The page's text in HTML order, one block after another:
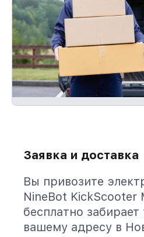
Заявка и доставка
Вы привозите
NineBot KickScooter
бесплатно
вашему адресу в